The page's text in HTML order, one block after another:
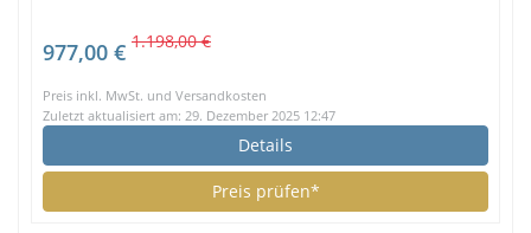
977,00 € 1.198,00 €
Preis inkl. MwSt. und Versandkosten
Zuletzt aktualisiert am: 29. Dezember 2025 12:47
Details
Preis prüfen*